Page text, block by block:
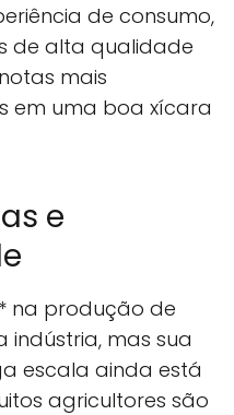
de consumo,
de alta qualidade
mais
em uma boa xícara
e
na produção de
mas sua
escala ainda está
agricultores são